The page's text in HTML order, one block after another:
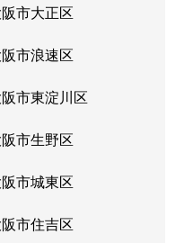
市大正区
市浪速区
市東淀川区
市生野区
市城東区
市住吉区